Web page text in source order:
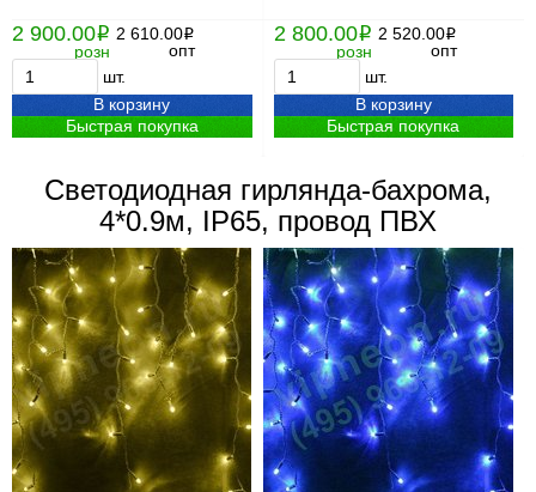
2 900.00i
розн
2 610.00i
опт
шт.
В корзину
Быстрая покупка
2 800.00i
розн
2 520.00i
опт
шт.
В корзину
Быстрая покупка
Светодиодная гирлянда-бахрома,
4*0.9м, IP65, провод ПВХ